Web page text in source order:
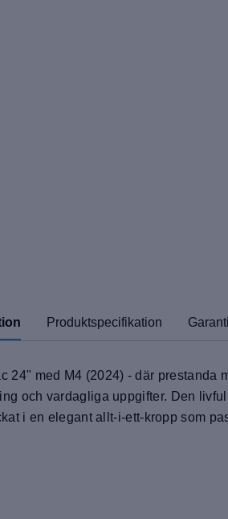
Produktspecifikation Garanti
24" med M4 (2024) - där
och vardagliga uppgifter. Den
i en elegant allt-i-ett-kropp som